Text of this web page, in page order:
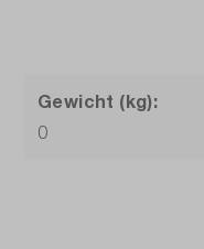
Gewicht (kg):
0